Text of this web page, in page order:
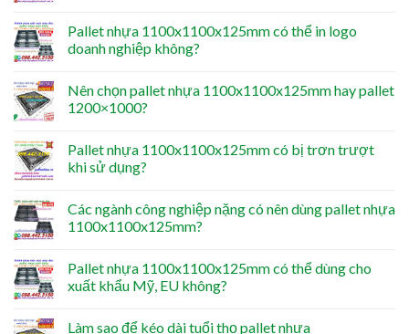
Pallet nhựa 1100x1100x125mm có thể in logo
doanh nghiệp không?
Nên chọn pallet nhựa 1100x1100x125mm hay pallet
1200×1000?
Pallet nhựa 1100x1100x125mm có bị trơn trượt
khi sử dụng?
Các ngành công nghiệp nặng có nên dùng pallet nhựa
1100x1100x125mm?
Pallet nhựa 1100x1100x125mm có thể dùng cho
xuất khẩu Mỹ, EU không?
Làm sao để kéo dài tuổi thọ pallet nhựa